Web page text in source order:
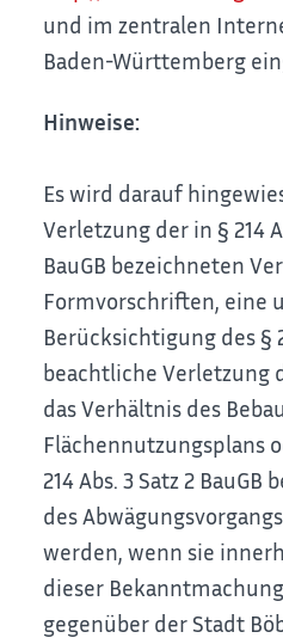
und im zentralen
Baden-Württemberg
Hinweise:
Es wird darauf
Verletzung der in § 214
BauGB bezeichneten
Formvorschriften, eine
Berücksichtigung des §
beachtliche Verletzung
das Verhältnis des
Flächennutzungsplans
214 Abs. 3 Satz 2
des
werden, wenn sie
dieser
gegenüber der Stadt